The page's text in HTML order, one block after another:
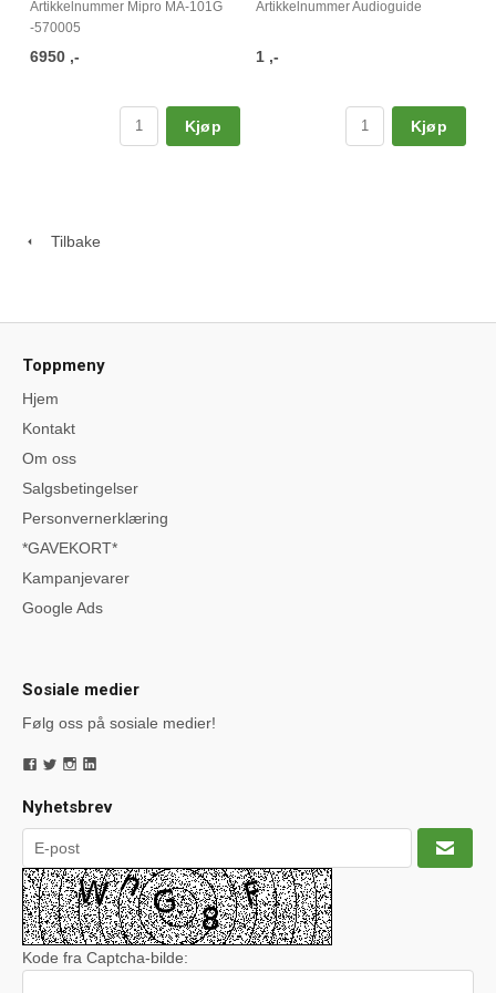
Artikkelnummer Mipro MA-101G
-570005
6950 ,-
Kjøp
Artikkelnummer Audioguide
1 ,-
Kjøp
Tilbake
Toppmeny
Hjem
Kontakt
Om oss
Salgsbetingelser
Personvernerklæring
*GAVEKORT*
Kampanjevarer
Google Ads
Sosiale medier
Følg oss på sosiale medier!
Nyhetsbrev
Kode fra Captcha-bilde: